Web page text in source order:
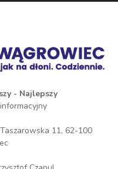
- Najlepszy
11, 62-100